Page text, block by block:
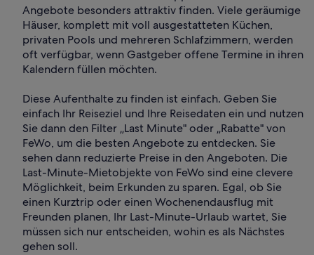
Angebote besonders attraktiv finden. Viele geräumige
Häuser, komplett mit voll ausgestatteten Küchen,
privaten Pools und mehreren Schlafzimmern, werden
oft verfügbar, wenn Gastgeber offene Termine in ihren
Kalendern füllen möchten.
Diese Aufenthalte zu finden ist einfach. Geben Sie
einfach Ihr Reiseziel und Ihre Reisedaten ein und nutzen
Sie dann den Filter „Last Minute" oder „Rabatte" von
FeWo, um die besten Angebote zu entdecken. Sie
sehen dann reduzierte Preise in den Angeboten. Die
Last-Minute-Mietobjekte von FeWo sind eine clevere
Möglichkeit, beim Erkunden zu sparen. Egal, ob Sie
einen Kurztrip oder einen Wochenendausflug mit
Freunden planen, Ihr Last-Minute-Urlaub wartet, Sie
müssen sich nur entscheiden, wohin es als Nächstes
gehen soll.